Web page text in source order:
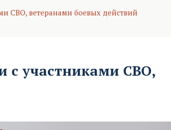
СВО, ветеранами боевых действий
с участниками СВО,